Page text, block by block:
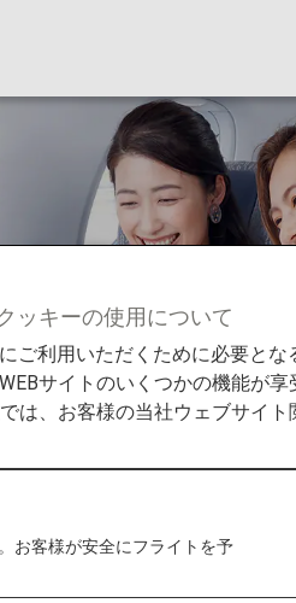
ラス
ラス
のご案内です。
ッキーの使用について
ご利用いただくために必要と
サイトのいくつかの機能が
は、お客様の当社ウェブサイ
お客様が安全にフライトを予